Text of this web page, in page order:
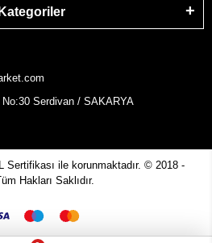
Kategoriler
Serdivan / SAKARYA
ile korunmaktadır. © 2018 -
Hakları Saklıdır.